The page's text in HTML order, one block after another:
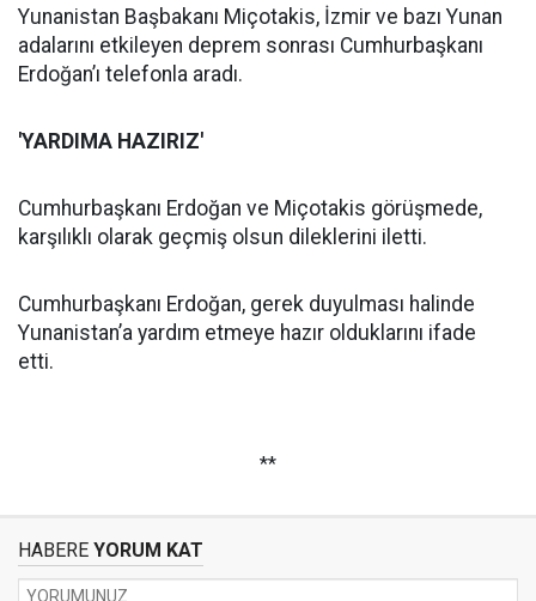
Yunanistan Başbakanı Miçotakis, İzmir ve bazı Yunan
adalarını etkileyen deprem sonrası Cumhurbaşkanı
Erdoğan’ı telefonla aradı.
'YARDIMA HAZIRIZ'
Cumhurbaşkanı Erdoğan ve Miçotakis görüşmede,
karşılıklı olarak geçmiş olsun dileklerini iletti.
Cumhurbaşkanı Erdoğan, gerek duyulması halinde
Yunanistan’a yardım etmeye hazır olduklarını ifade
etti.
**
HABERE YORUM KAT